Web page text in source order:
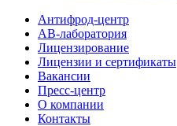
Антифрод-центр
АВ-лаборатория
Лицензирование
Лицензии и сертификаты
Вакансии
Пресс-центр
О компании
Контакты